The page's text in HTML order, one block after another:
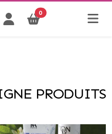
0
PRODUITS